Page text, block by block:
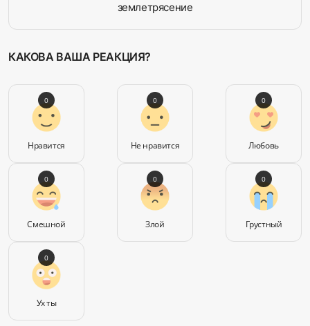
землетрясение
КАКОВА ВАША РЕАКЦИЯ?
Нравится
0
Не нравится
0
Любовь
0
Смешной
0
Злой
0
Грустный
0
Ух ты
0